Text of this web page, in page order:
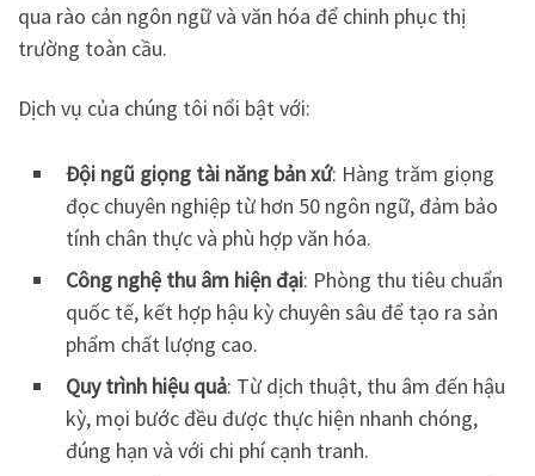
qua rào cản ngôn ngữ và văn hóa để chinh phục thị
trường toàn cầu.
Dịch vụ của chúng tôi nổi bật với:
Đội ngũ giọng tài năng bản xứ: Hàng trăm giọng
đọc chuyên nghiệp từ hơn 50 ngôn ngữ, đảm bảo
tính chân thực và phù hợp văn hóa.
Công nghệ thu âm hiện đại: Phòng thu tiêu chuẩn
quốc tế, kết hợp hậu kỳ chuyên sâu để tạo ra sản
phẩm chất lượng cao.
Quy trình hiệu quả: Từ dịch thuật, thu âm đến hậu
kỳ, mọi bước đều được thực hiện nhanh chóng,
đúng hạn và với chi phí cạnh tranh.